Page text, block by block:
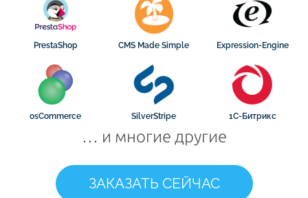
PrestaShop CMS Made Simple Expression-Engine
osCommerce SilverStripe 1С-Битрикс
… и многие другие
ЗАКАЗАТЬ СЕЙЧАС